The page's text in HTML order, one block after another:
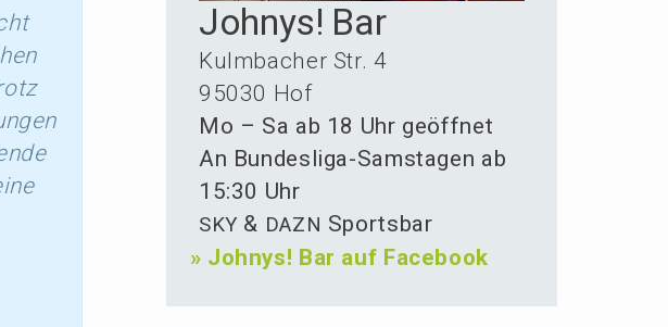
Johnys! Bar
Kulmba­cher Str. 4
95030 Hof
Mo – Sa ab 18 Uhr geöffnet
An Bundes­li­ga-Samsta­gen ab
15:30 Uhr
SKY & DAZN Sportsbar
» Johnys! Bar auf Facebook